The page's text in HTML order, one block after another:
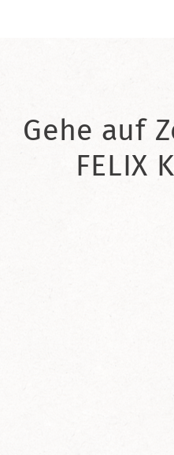
Gehe auf
FELIX